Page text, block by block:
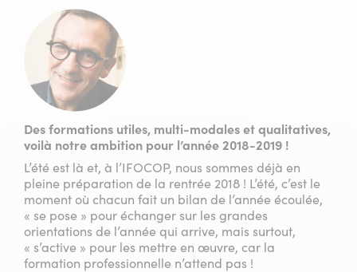
Des formations utiles, multi-modales et qualitatives,
voilà notre ambition pour l’année 2018-2019 !
L’été est là et, à l’IFOCOP, nous sommes déjà en
pleine préparation de la rentrée 2018 ! L’été, c’est le
moment où chacun fait un bilan de l’année écoulée,
« se pose » pour échanger sur les grandes
orientations de l’année qui arrive, mais surtout,
« s’active » pour les mettre en œuvre, car la
formation professionnelle n’attend pas !